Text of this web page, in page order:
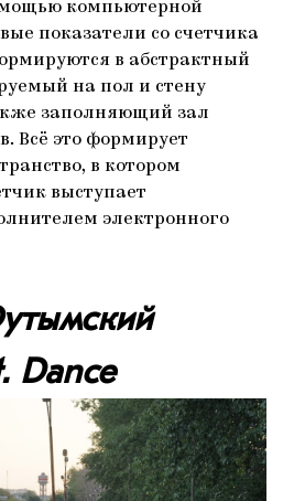
компьютерной
показатели со счетчика
в абстрактный
на пол и стену
заполняющий зал
Всё это формирует
в котором
выступает
электронного
Dance